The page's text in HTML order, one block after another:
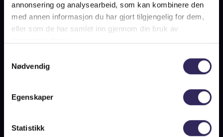
annonsering og analysearbeid, som kan kombinere den
med annen informasjon du har gjort tilgjengelig for dem,
eller som de har samlet inn gjennom din bruk av
Nødvendig
Egenskaper
Statistikk